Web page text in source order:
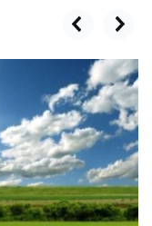
prev next